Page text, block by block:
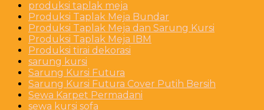
produksi taplak meja
Produksi Taplak Meja Bundar
Produksi Taplak Meja dan Sarung Kursi
Produksi Taplak Meja IBM
Produksi tirai dekorasi
sarung kursi
Sarung Kursi Futura
Sarung Kursi Futura Cover Putih Bersih
Sewa Karpet Permadani
sewa kursi sofa